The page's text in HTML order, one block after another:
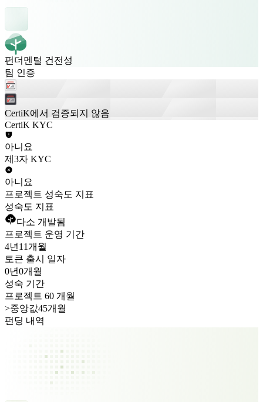
펀더멘털 건전성
팀 인증
CertiK에서 검증되지 않음
CertiK KYC
아니요
제3자 KYC
아니요
프로젝트 성숙도 지표
성숙도 지표
다소 개발됨
프로젝트 운영 기간
4년 11개월
토큰 출시 일자
0년0개월
성숙 기간
프로젝트 60 개월
>중앙값45개월
펀딩 내역